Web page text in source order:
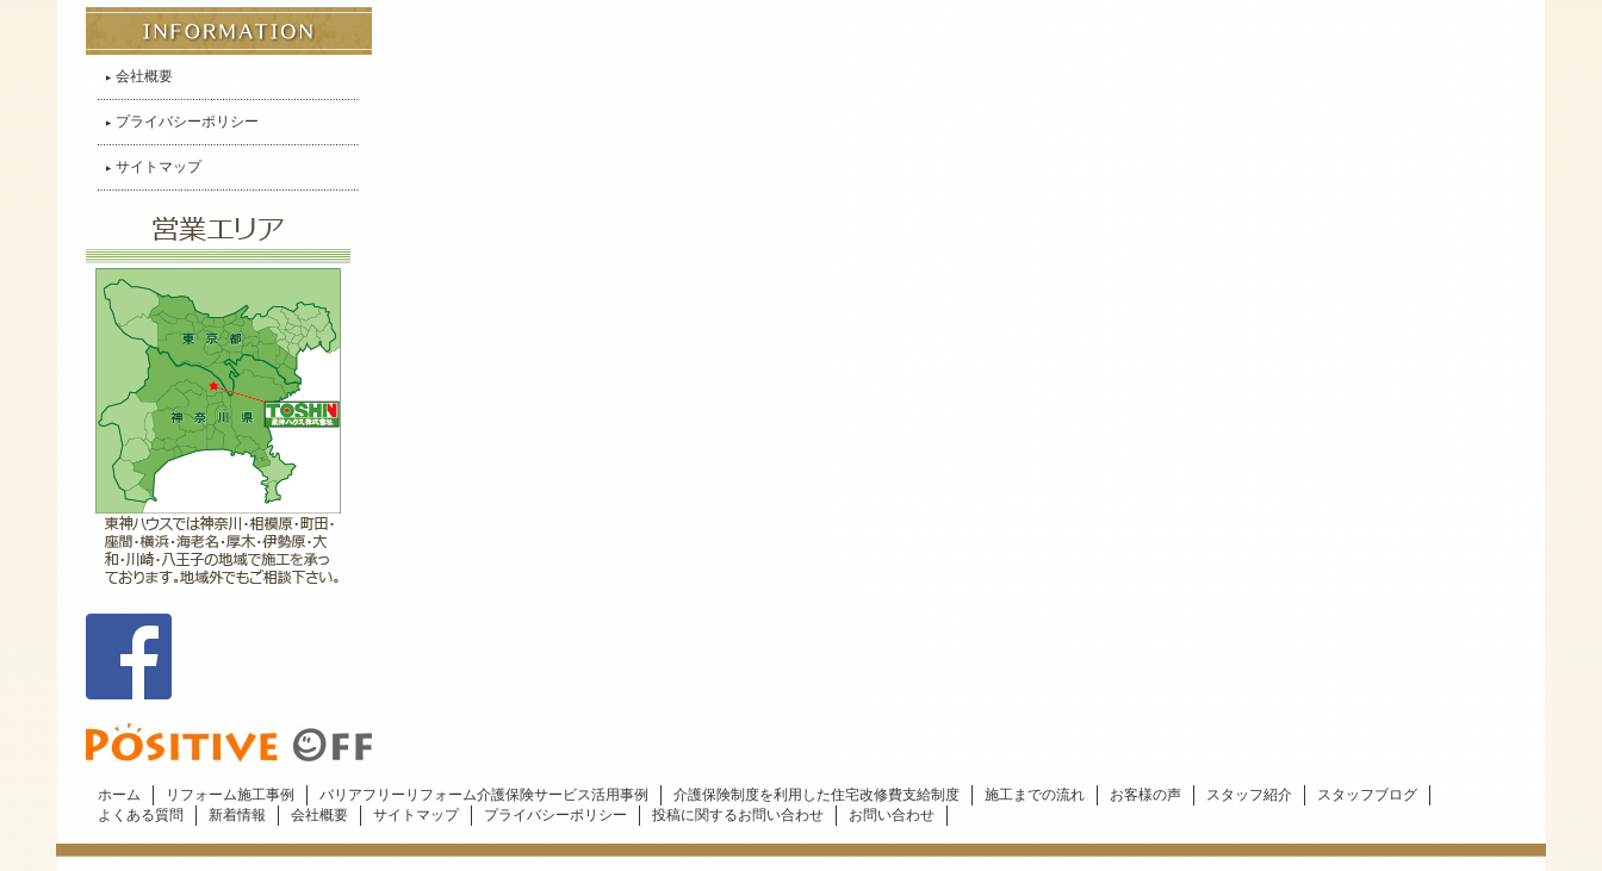
会社概要
プライバシーポリシー
サイトマップ
ホーム リフォーム施工事例 バリアフリーリフォーム介護保険サービス活用事例 介護保険制度を利用した住宅改修費支給制度 施工までの流れ お客様の声 スタッフ紹介
スタッフブログ
よくある質問
新着情報 会社概要 サイトマップ プライバシーポリシー 投稿に関するお問い合わせ お問い合わせ